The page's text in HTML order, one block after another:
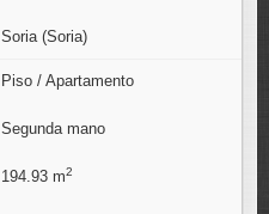
Soria (Soria)
Piso / Apartamento
Segunda mano
194.93 m2